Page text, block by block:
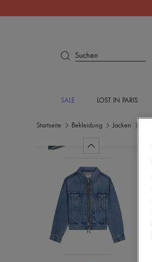
Suchen
SALE LOST IN PARIS
Startseite Bekleidung Jacken